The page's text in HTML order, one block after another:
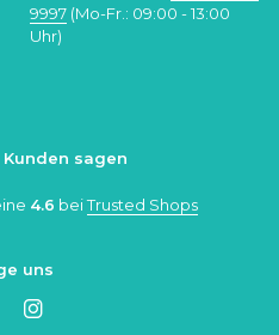
9997 (Mo-Fr.: 09:00 - 13:00
Uhr)
sagen
4.6 beiTrusted Shops
uns